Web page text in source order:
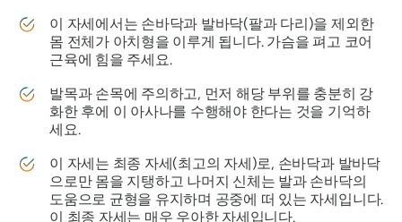
이 자세에서는 손바닥과 발바닥(팔과 다리)을 제외한
몸 전체가 아치형을 이루게 됩니다. 가슴을 펴고 코어
근육에 힘을 주세요.
발목과 손목에 주의하고, 먼저 해당 부위를 충분히 강
화한 후에 이 아사나를 수행해야 한다는 것을 기억하
세요.
이 자세는 최종 자세(최고의 자세)로, 손바닥과 발바닥
으로만 몸을 지탱하고 나머지 신체는 발과 손바닥의
도움으로 균형을 유지하며 공중에 떠 있는 자세입니다.
이 최종 자세는 매우 우아한 자세입니다.